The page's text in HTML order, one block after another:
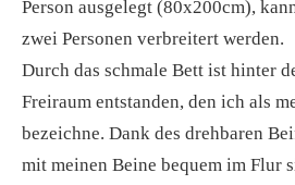
Person ausgelegt (80x200cm),
zwei Personen verbreitert werden.
Durch das schmale Bett ist hinter
Freiraum entstanden, den ich als
bezeichne. Dank des drehbaren
mit meinen Beine bequem im Flur